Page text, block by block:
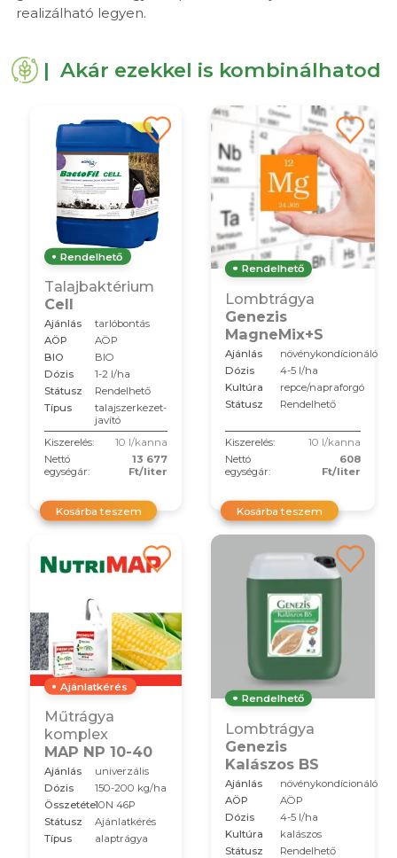
realizálható legyen.
| Akár ezekkel is kombinálhatod
Rendelhető
Talajbaktérium
Cell
Ajánlás
tarlóbontás
AÖP
AÖP
BIO
BIO
Dózis
1-2 l/ha
Státusz
Rendelhető
Típus
talajszerkezet-
javító
Kiszerelés:
10 l/kanna
Nettó
egységár:
13 677
Ft/liter
Kosárba teszem
Rendelhető
Lombtrágya
Genezis
MagneMix+S
Ajánlás
növénykondícionáló
Dózis
4-5 l/ha
Kultúra
repce/napraforgó
Státusz
Rendelhető
Kiszerelés:
10 l/kanna
Nettó
egységár:
608
Ft/liter
Kosárba teszem
Ajánlatkérés
Műtrágya
komplex
MAP NP 10-40
Ajánlás
univerzális
Dózis
150-200 kg/ha
Összetétel10N 46P
Státusz
Ajánlatkérés
Típus
alaptrágya
Rendelhető
Lombtrágya
Genezis
Kalászos BS
Ajánlás
növénykondícionáló
AÖP
AÖP
Dózis
4-5 l/ha
Kultúra
kalászos
Státusz
Rendelhető